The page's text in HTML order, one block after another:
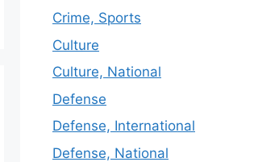
Crime, Sports
Culture
Culture, National
Defense
Defense, International
Defense, National